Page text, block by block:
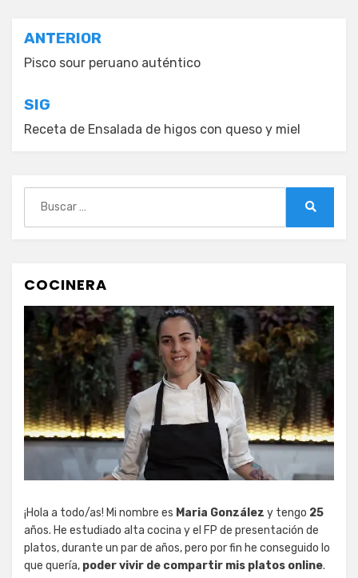
Navegación
de
entradas
ANTERIOR
Pisco sour peruano auténtico
SIG
Receta de Ensalada de higos con queso y miel
COCINERA
¡Hola a todo/as! Mi nombre es Maria González y tengo 25
años. He estudiado alta cocina y el FP de presentación de
platos, durante un par de años, pero por fin he conseguido lo
que quería, poder vivir de compartir mis platos online.